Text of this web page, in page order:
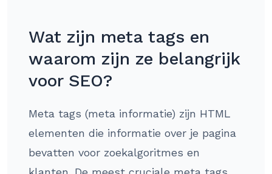
Wat zijn meta tags en
waarom zijn ze belangrijk
voor SEO?
Meta tags (meta informatie) zijn HTML
elementen die informatie over je pagina
bevatten voor zoekalgoritmes en